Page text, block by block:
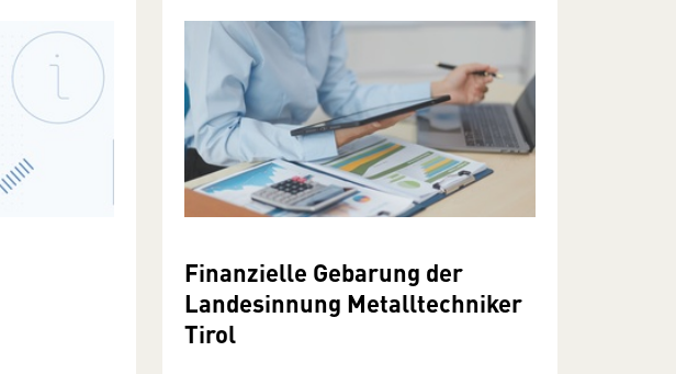
Finanzielle Gebarung der
Landesinnung Metalltechniker
Tirol